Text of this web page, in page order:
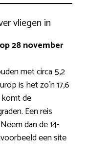
vliegen in
28 november
met circa 5,2
is het zo’n 17,6
de
Een reis
dan de 14-
een site